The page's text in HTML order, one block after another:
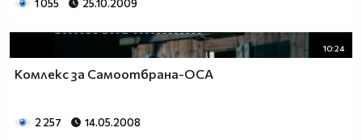
1 055 25.10.2009
10:24
Комлекс за Самоотбрана-ОСА
2 257 14.05.2008